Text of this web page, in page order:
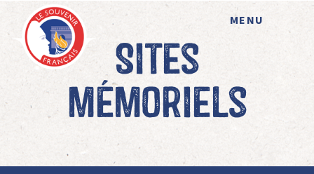
MENU
Sites
mémoriels